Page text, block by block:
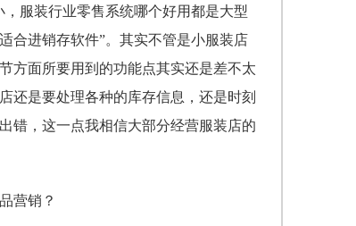
服装行业零售系统哪个好用都是大型
合进销存软件”。其实不管是小服装店
方面所要用到的功能点其实还是差不太
还是要处理各种的库存信息，还是时刻
错，这一点我相信大部分经营服装店的